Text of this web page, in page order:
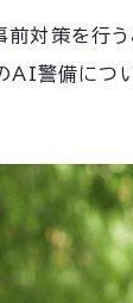
対策を行
AI警備につ